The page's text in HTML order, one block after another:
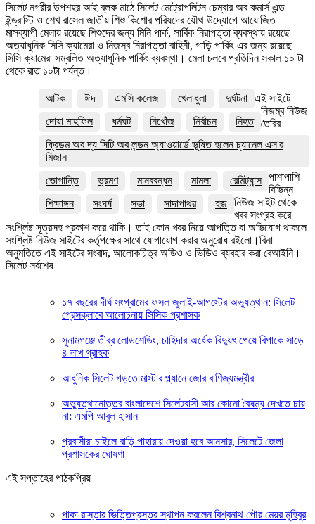
সিলেট নগরীর উপশহর আই ব্লক মাঠে সিলেট মেট্রোপলিটন চেম্বার অব কমার্স এন্ড
ইন্ড্রাস্টি ও শেখ রাসেল জাতীয় শিশু কিশোর পরিষদের যৌথ উদ্যোগে আয়োজিত
মাসব্যাপী মেলায় রয়েছে শিশুদের জন্য মিনি পার্ক, সার্বিক নিরাপত্তা ব্যবস্থায় রয়েছে
অত্যাধুনিক সিসি ক্যামেরা ও নিজস্ব নিরাপত্তা বাহিনী, গাড়ি পার্কিং এর জন্য রয়েছে
সিসি ক্যামেরা সম্বলিত অত্যাধুনিক পার্কিং ব্যবস্থা। মেলা চলবে প্রতিদিন সকাল ১০ টা
থেকে রাত ১০টা পর্যন্ত।
আটক ঈদ এমসি কলেজ খেলাধুলা
দুর্ঘটনা
দোয়া মাহফিল
ধর্মঘট নিখোঁজ নির্বাচন
নিহত
ফ্রিডম অব দ্য সিটি অব লন্ডন অ্যাওয়ার্ডে ভূষিত হলেন চ্যানেল এস'র
মিজান
ভোগান্তি
ভ্রমণ মানববন্ধন মামলা
রেমিট্যান্স
শিক্ষাঙ্গন
সংঘর্ষ সভা সাদাপাথর হজ
এই সাইটে
নিজম্ব নিউজ
তৈরির
পাশাপাশি
বিভিন্ন
নিউজ সাইট থেকে
খবর সংগ্রহ করে
সংশ্লিষ্ট সূত্রসহ প্রকাশ করে থাকি। তাই কোন খবর নিয়ে আপত্তি বা অভিযোগ থাকলে
সংশ্লিষ্ট নিউজ সাইটের কর্তৃপক্ষের সাথে যোগাযোগ করার অনুরোধ রইলো।বিনা
অনুমতিতে এই সাইটের সংবাদ, আলোকচিত্র অডিও ও ভিডিও ব্যবহার করা বেআইনি।
সিলেট সর্বশেষ
১৭ বছরের দীর্ঘ সংগ্রামের ফসল জুলাই-আগস্টের অভ্যুত্থান: সিলেট
প্রেসক্লাবে আলোচনায় সিসিক প্রশাসক
সুনামগঞ্জে তীব্র লোডশেডিং, চাহিদার অর্ধেক বিদ্যুৎ পেয়ে বিপাকে সাড়ে
৪ লাখ গ্রাহক
আধুনিক সিলেট গড়তে মাস্টার প্ল্যানে জোর বাণিজ্যমন্ত্রীর
অভ্যুত্থানোত্তর বাংলাদেশে সিলেটবাসী আর কোনো বৈষম্য দেখতে চায়
না: এমপি আবুল হাসান
প্রবাসীরা চাইলে বাড়ি পাহারায় দেওয়া হবে আনসার, সিলেটে জেলা
প্রশাসকের ঘোষণা
এই সপ্তাহের পাঠকপ্রিয়
পাকা রাস্তার ভিত্তিপ্রস্তর স্থাপন করলেন বিশ্বনাথ পৌর মেয়র মুহিবুর